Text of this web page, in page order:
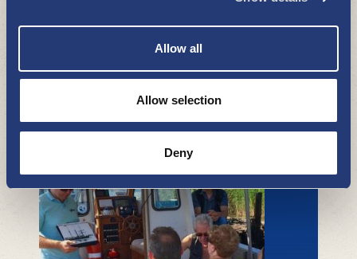
Allow all
Allow selection
Deny
MERI JA LUONTO